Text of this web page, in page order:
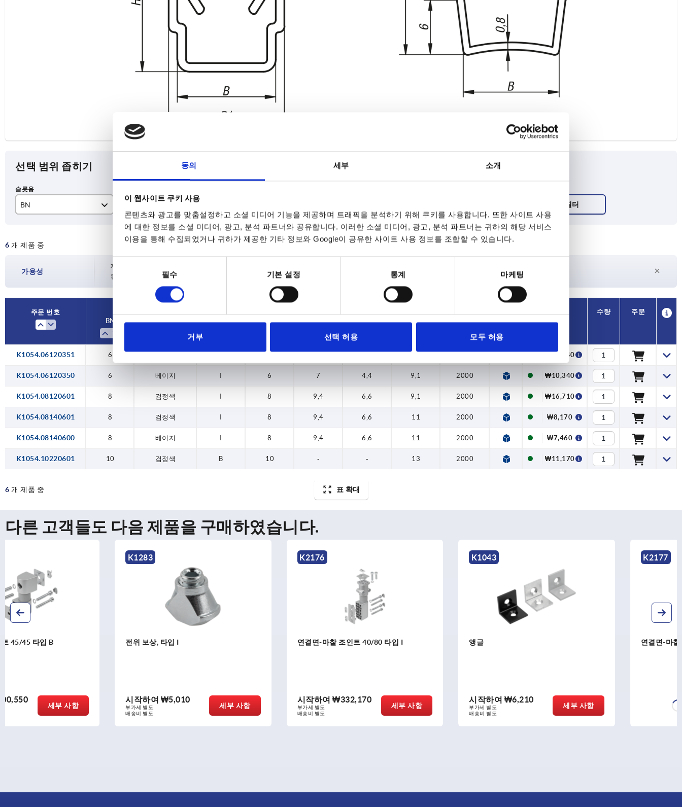
동의 세부 소개
이 웹사이트 쿠키 사용
콘텐츠와 광고를 맞춤설정하고 소셜 미디어 기능을 제공하며 트래픽을 분석하기 위해 쿠키를 사용합니다. 또한 사이트 사용
에 대한 정보를 소셜 미디어, 광고, 분석 파트너와 공유합니다. 이러한 소셜 미디어, 광고, 분석 파트너는 귀하의 해당 서비스
이용을 통해 수집되었거나 귀하가 제공한 기타 정보와 Google이 공유한 사이트 사용 정보를 조합할 수 있습니다.
동
의
택
필수 기본 설정 통계 마케팅
거부 선택 허용 모두 허용
선택 범위 좁히기
BN
8
본체 색상
검정색
베이지
B 6 -
7
6 개 제품 중 표 확대
가용성
재고 현황은 하루에 여러 번 정기적으로 업데이트됩니다. 주문 완료 전 마지막 단계에서 확정
된 배송일을 확인하실 수 있습니다.
주문 번호
BN
본체 색상 타입 B B1 B2 H L
가격
수량 주문
K1054.06120351 6 검정색 I 6 7 4,4 9,1 2000 ₩10,340
K1054.06120350 6 베이지 I 6 7 4,4 9,1 2000 ₩10,340
K1054.08120601 8 검정색 I 8 9,4 6,6 9,1 2000 ₩16,710
K1054.08140601 8 검정색 I 8 9,4 6,6 11 2000 ₩8,170
K1054.08140600 8 베이지 I 8 9,4 6,6 11 2000 ₩7,460
K1054.10220601 10 검정색 B 10 - - 13 2000 ₩11,170
6 개 제품 중 표 확대
다른 고객들도 다음 제품을 구매하였습니다.
전위 보상, 타입 I
시작하여
배송비 별도
세부 사항
시작하여 ₩332,170
배송비 별도
세부 사항
앵글
시작하여
배송비 별도
세부 사항
시작하여 ₩276,800
배송비 별도